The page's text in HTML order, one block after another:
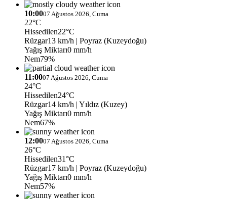
10:0007 Ağustos 2026, Cuma
22°C
Hissedilen22°C
Rüzgar13 km/h | Poyraz (Kuzeydoğu)
Yağış Miktarı0 mm/h
Nem79%
11:0007 Ağustos 2026, Cuma
24°C
Hissedilen24°C
Rüzgar14 km/h | Yıldız (Kuzey)
Yağış Miktarı0 mm/h
Nem67%
12:0007 Ağustos 2026, Cuma
26°C
Hissedilen31°C
Rüzgar17 km/h | Poyraz (Kuzeydoğu)
Yağış Miktarı0 mm/h
Nem57%